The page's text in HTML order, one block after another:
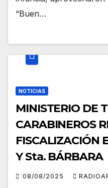
“Buen…
NOTICIAS
MINISTERIO DE
CARABINEROS
FISCALIZACIÓN
Y Sta. BÁRBARA
08/08/2025